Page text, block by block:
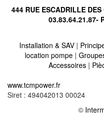
444 RUE ESCADRILLE
03.83.64.21.87-
Installation & SAV |
location pompe|
Accessoires |
Location vente groupe
Location vente groupe
Location vente groupe
www.tcmpower.fr
Siret : 494042013 00024
©